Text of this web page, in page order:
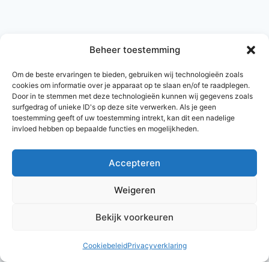
Beheer toestemming
Om de beste ervaringen te bieden, gebruiken wij technologieën zoals
cookies om informatie over je apparaat op te slaan en/of te raadplegen.
Door in te stemmen met deze technologieën kunnen wij gegevens zoals
surfgedrag of unieke ID's op deze site verwerken. Als je geen
toestemming geeft of uw toestemming intrekt, kan dit een nadelige
invloed hebben op bepaalde functies en mogelijkheden.
Accepteren
Weigeren
Bekijk voorkeuren
CookiebeleidPrivacyverklaring
© 2026 AlleNamen.nl